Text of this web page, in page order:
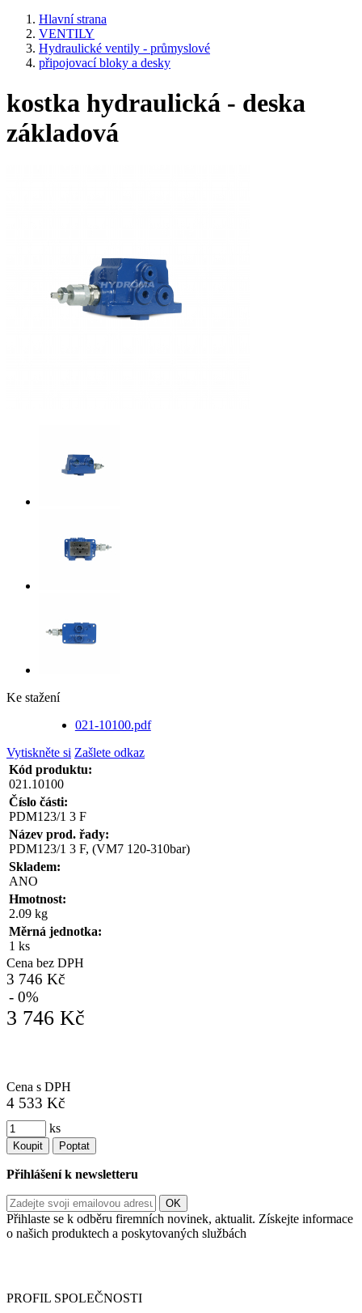
Hlavní strana
VENTILY
Hydraulické ventily - průmyslové
připojovací bloky a desky
kostka hydraulická - deska
základová
Ke stažení
021-10100.pdf
Vytiskněte si Zašlete odkaz
Kód produktu:
021.10100
Číslo části:
PDM123/1 3 F
Název prod. řady:
PDM123/1 3 F, (VM7 120-310bar)
Skladem:
ANO
Hmotnost:
2.09 kg
Měrná jednotka:
1 ks
Cena bez DPH
3 746 Kč
- 0%
3 746 Kč
Cena s DPH
4 533 Kč
ks
Koupit Poptat
Přihlášení k newsletteru
Přihlaste se k odběru firemních novinek, aktualit. Získejte informace
o našich produktech a poskytovaných službách
PROFIL SPOLEČNOSTI